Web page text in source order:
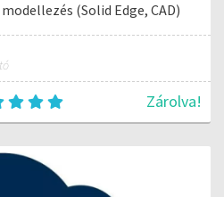
(Solid Edge, CAD)
Zárolva!